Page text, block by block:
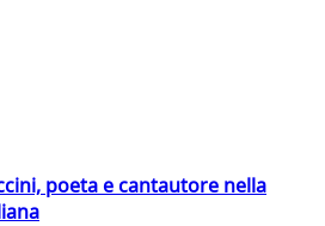
poeta e cantautore nella